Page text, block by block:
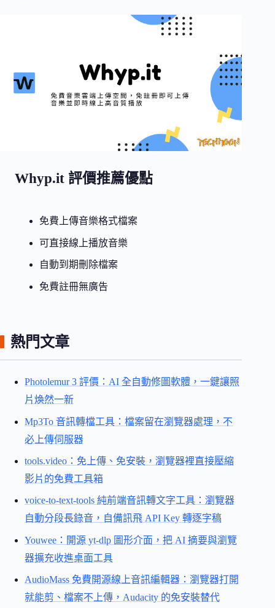
Whyp.it 評價推薦優點
免費上傳音樂格式檔案
可直接線上播放音樂
自動到期刪除檔案
免費註冊無廣告
熱門文章
Photolemur 3 評價：AI 全自動修圖軟體，一鍵讓照
片煥然一新
Mp3To 音訊轉檔工具：檔案留在瀏覽器處理，不
必上傳伺服器
tools.video：免上傳、免安裝，瀏覽器裡直接壓縮
影片的免費工具箱
voice-to-text-tools 純前端音訊轉文字工具：瀏覽器
自動分段長錄音，自備訊飛 API Key 轉逐字稿
Youwee：開源 yt-dlp 圖形介面，把 AI 摘要與瀏覽
器擴充收進桌面工具
AudioMass 免費開源線上音訊編輯器：瀏覽器打開
就能剪、檔案不上傳，Audacity 的免安裝替代